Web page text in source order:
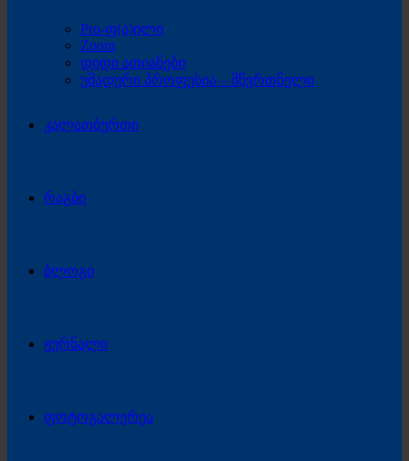
Pro-ფ(ა)ილი
Zoom
დიდი ათიანები
უმადური პროფესია – მწვრთნელი
კალათბურთი
რაგბი
ბლოგი
ჟურნალი
ფოტოგალერეა